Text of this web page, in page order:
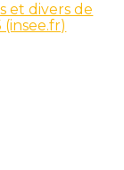
et divers de